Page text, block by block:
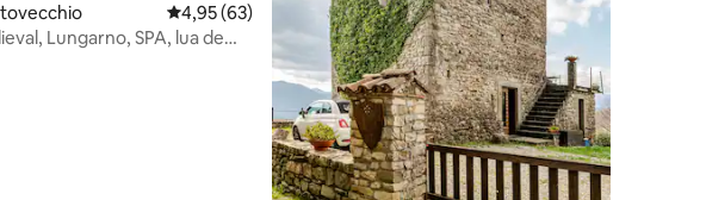
de 5, 16 avaliações
4,95 de uma avaliação média de 5, 63 avaliações
4,95 (63)
Lungarno, SPA, lua de